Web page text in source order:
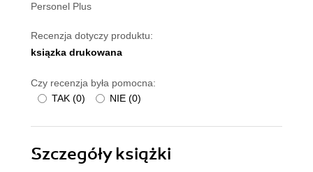
Personel Plus
Recenzja dotyczy produktu:
ksiązka drukowana
Czy recenzja była pomocna:
TAK (0) NIE (0)
Szczegółyksiążki